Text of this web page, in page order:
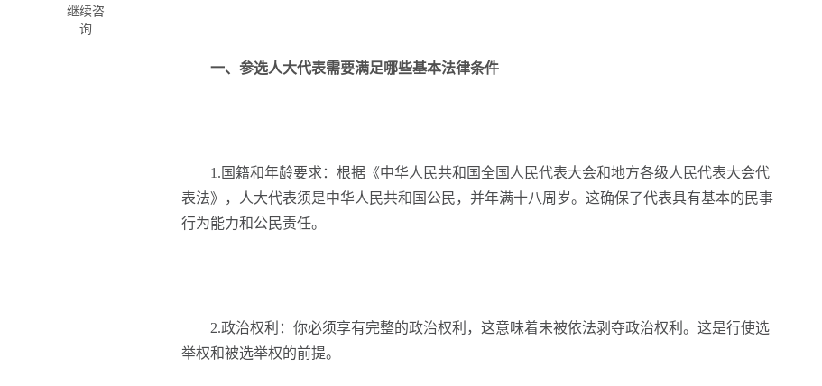
继续咨
询
一、参选人大代表需要满足哪些基本法律条件
1.国籍和年龄要求：根据《中华人民共和国全国人民代表大会和地方各级人民代表大会代
表法》，人大代表须是中华人民共和国公民，并年满十八周岁。这确保了代表具有基本的民事
行为能力和公民责任。
2.政治权利：你必须享有完整的政治权利，这意味着未被依法剥夺政治权利。这是行使选
举权和被选举权的前提。